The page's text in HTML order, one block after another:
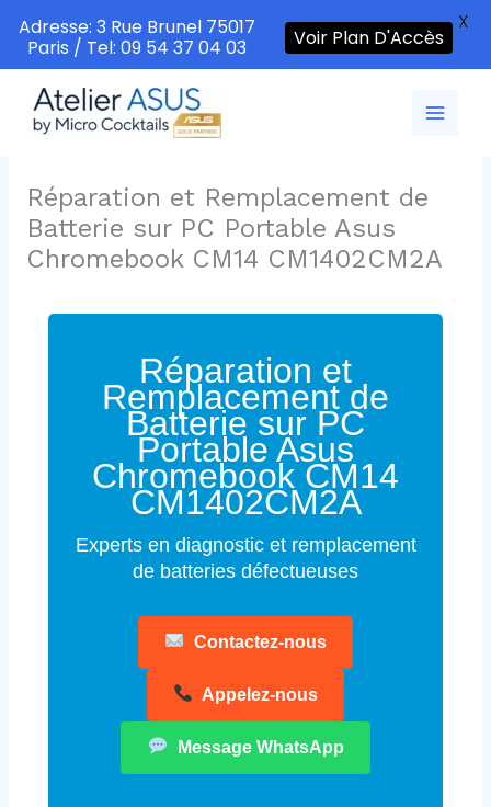
contenu
Réparation et Remplacement de
Batterie sur PC Portable Asus
Chromebook CM14 CM1402CM2A
Réparation et
Remplacement de
Batterie sur PC
Portable Asus
Chromebook CM14
CM1402CM2A
Experts en diagnostic et remplacement
de batteries défectueuses
Contactez-nous
Appelez-nous
Message WhatsApp
Adresse: 3 Rue Brunel 75017
Paris / Tel: 09 54 37 04 03
Voir Plan D'Accès
X